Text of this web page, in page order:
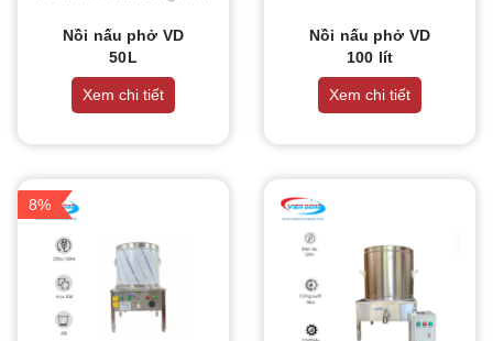
Nồi nấu phở VD
50L
Xem chi tiết
Nồi nấu phở VD
100 lít
Xem chi tiết
8%